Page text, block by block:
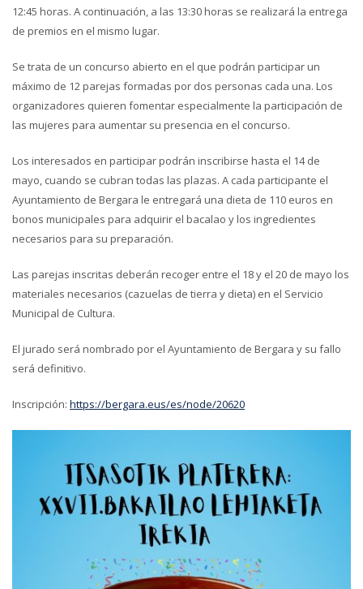
12:45 horas. A continuación, a las 13:30 horas se realizará la entrega
de premios en el mismo lugar.
Se trata de un concurso abierto en el que podrán participar un
máximo de 12 parejas formadas por dos personas cada una. Los
organizadores quieren fomentar especialmente la participación de
las mujeres para aumentar su presencia en el concurso.
Los interesados en participar podrán inscribirse hasta el 14 de
mayo, cuando se cubran todas las plazas. A cada participante el
Ayuntamiento de Bergara le entregará una dieta de 110 euros en
bonos municipales para adquirir el bacalao y los ingredientes
necesarios para su preparación.
Las parejas inscritas deberán recoger entre el 18 y el 20 de mayo los
materiales necesarios (cazuelas de tierra y dieta) en el Servicio
Municipal de Cultura.
El jurado será nombrado por el Ayuntamiento de Bergara y su fallo
será definitivo.
Inscripción: https://bergara.eus/es/node/20620